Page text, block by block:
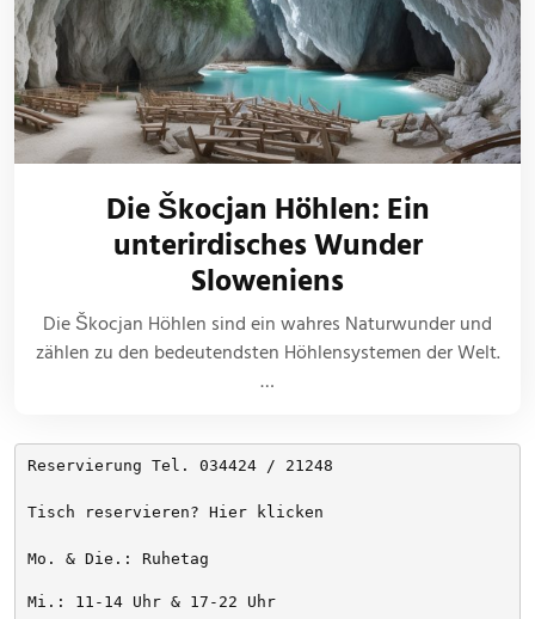
Die Škocjan Höhlen: Ein
unterirdisches Wunder
Sloweniens
Die Škocjan Höhlen sind ein wahres Naturwunder und
zählen zu den bedeutendsten Höhlensystemen der Welt.
…
Reservierung Tel. 034424 / 21248
Tisch reservieren? Hier klicken
Mo. & Die.: Ruhetag
Mi.: 11-14 Uhr & 17-22 Uhr